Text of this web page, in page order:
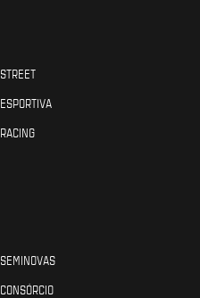
STREET
ESPORTIVA
RACING
SEMINOVAS
CONSÓRCIO